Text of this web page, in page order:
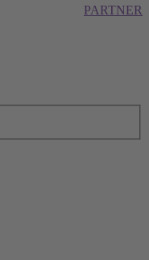
PARTNER